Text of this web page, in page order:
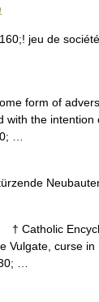
jeu de
form of
the
…
Catholic
Vulgate,
…